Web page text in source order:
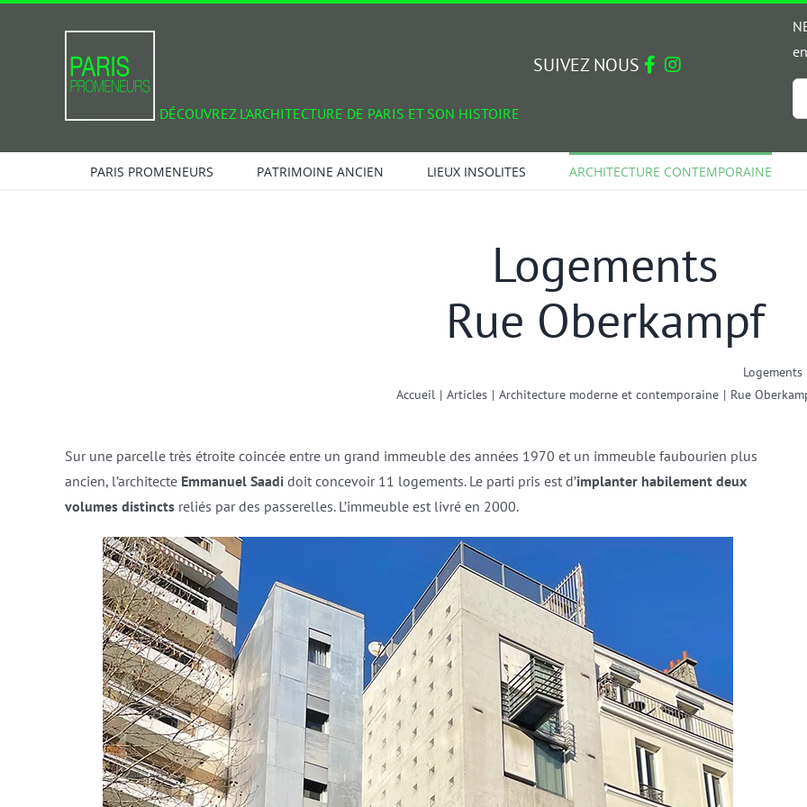
DÉCOUVREZ L'ARCHITECTURE DE PARIS ET SON HISTOIRE
SUIVEZ NOUS
*
PARIS PROMENEURS PATRIMOINE ANCIEN LIEUX INSOLITES ARCHITECTURE CONTEMPORAINE
Logements
Rue Oberkampf
Accueil | Articles | Architecture moderne et contemporaine |
Logements
Rue
Sur une parcelle très étroite coincée entre un grand immeuble des années 1970 et un immeuble faubourien plus
ancien, l’architecte Emmanuel Saadidoit concevoir 11 logements. Le parti pris est d’implanter habilement deux
volumes distincts reliés par des passerelles. L’immeuble est livré en 2000.